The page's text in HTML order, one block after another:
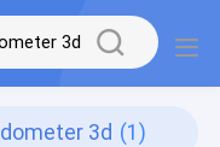
3d (1)